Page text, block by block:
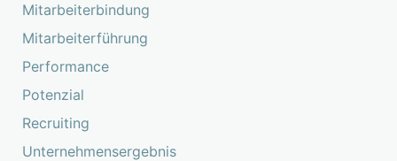
Mitarbeiterbindung
Mitarbeiterführung
Performance
Potenzial
Recruiting
Unternehmensergebnis